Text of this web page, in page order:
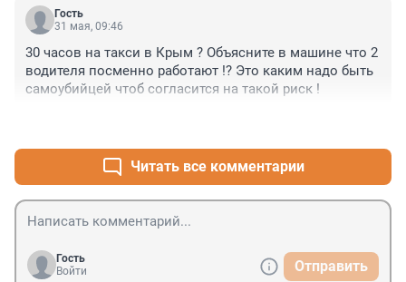
Гость
31 мая, 09:46
30 часов на такси в Крым ? Объясните в машине что 2
водителя посменно работают !? Это каким надо быть
самоубийцей чтоб согласится на такой риск !
Читать все комментарии
Гость
Войти
Отправить